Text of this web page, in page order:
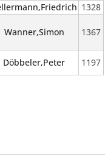
1328
Wanner,Simon 1367
Döbbeler,Peter 1197